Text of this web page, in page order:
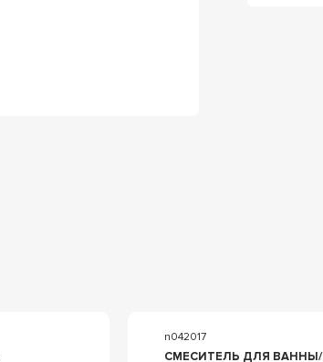
n042017
СМЕСИТЕЛЬ ДЛЯ